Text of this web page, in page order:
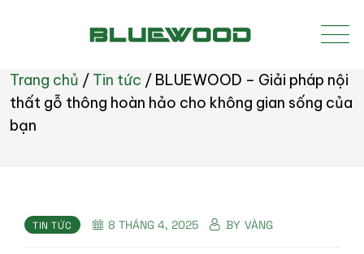
Trang chủ / Tin tức / BLUEWOOD – Giải pháp nội
thất gỗ thông hoàn hảo cho không gian sống của
bạn
TIN TỨC 8 THÁNG 4, 2025 BY VÀNG